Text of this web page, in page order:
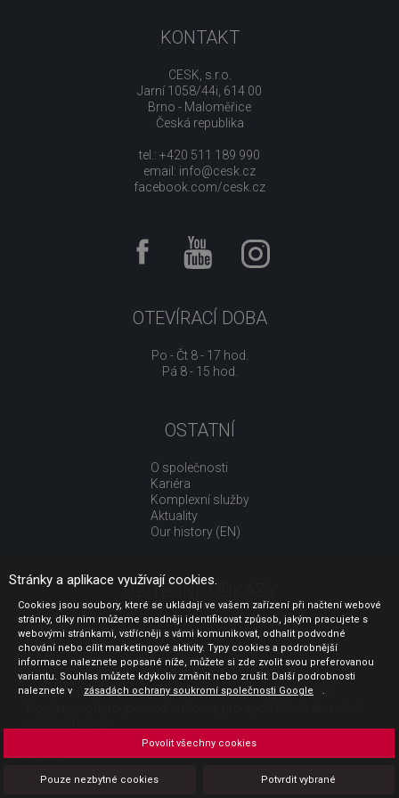
KONTAKT
CESK, s.r.o.
Jarní 1058/44i, 614 00
Brno - Maloměřice
Česká republika
tel.: +420 511 189 990
email: info@cesk.cz
facebook.com/cesk.cz
OTEVÍRACÍ DOBA
Po - Čt 8 - 17 hod.
Pá 8 - 15 hod.
OSTATNÍ
O společnosti
Kariéra
Komplexní služby
Aktuality
Our history (EN)
UŽITEČNÉ ODKAZY
Jak nakupovat
Obchodní podmínky
GDPR - ochrana osobních údajů
Profil zadavatele
Sdělení před uzavřením kupní smlouvy pro spotřebitele
Platba
Povinná publicita
Stránky a aplikace využívají cookies.
Cookies jsou soubory, které se ukládají ve vašem zařízení při načtení webové
stránky, díky nim můžeme snadněji identifikovat způsob, jakým pracujete s
webovými stránkami, vstřícněji s vámi komunikovat, odhalit podvodné
chování nebo cílit marketingové aktivity. Typy cookies a podrobnější
informace naleznete popsané níže, můžete si zde zvolit svou preferovanou
variantu. Souhlas můžete kdykoliv změnit nebo zrušit. Další podrobnosti
naleznete v
zásadách ochrany soukromí společnosti Google .
Pouze nezbytné cookies Potvrdit vybrané
Povolit všechny cookies